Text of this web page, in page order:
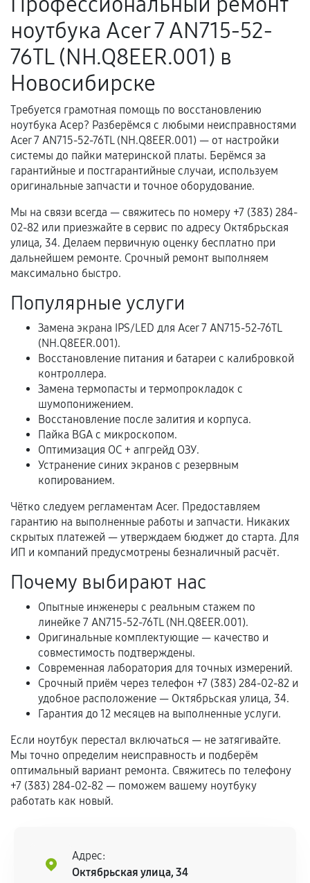
Поломка установленной детали при
нормальной эксплуатации в течение
гарантийного срока.
Несоответствие комплектующей заявленным
техническим характеристикам.
Документы для подтверждения
гарантии
Гарантийный талон.
Акт выполненных работ с датой, перечнем
услуг и сроком гарантии.
Документы на установленные комплектующие
и кассовый чек.
Расширенная гарантия
В некоторых случаях возможно оформление
расширенной гарантии. Стоимость, сроки и
условия продления согласовываются отдельно и
фиксируются в документах.
Когда гарантия не действует
Нарушение правил эксплуатации,
механические повреждения, попадание влаги,
перегрев, коррозия.
Самостоятельный ремонт или вмешательство
третьих лиц.
Естественный износ деталей, если иное не
Обращение после окончания гарантийного
срока.
Программные сбои, если это не указано в
отдельных условиях.
Если комплектующие куплены
самостоятельно
Гарантия на выполненные работы может
сохраняться полностью или частично, если
техническим параметрам и не имеют внешних
дефектов.
ноутбука Acer 7 AN715-52-
76TL (NH.Q8EER.001) в
Новосибирске
Требуется грамотная помощь по восстановлению
ноутбука Асер? Разберёмся с любыми неисправностями
Acer 7 AN715-52-76TL (NH.Q8EER.001) — от настройки
системы до пайки материнской платы. Берёмся за
гарантийные и постгарантийные случаи, используем
оригинальные запчасти и точное оборудование.
Мы на связи всегда — свяжитесь по номеру +7 (383) 284-
02-82 или приезжайте в сервис по адресу Октябрьская
улица, 34. Делаем первичную оценку бесплатно при
дальнейшем ремонте. Срочный ремонт выполняем
максимально быстро.
Популярные услуги
Замена экрана IPS/LED для Acer 7 AN715-52-76TL
(NH.Q8EER.001).
Восстановление питания и батареи с калибровкой
контроллера.
Замена термопасты и термопрокладок с
шумопонижением.
Восстановление после залития и корпуса.
Пайка BGA с микроскопом.
Оптимизация ОС + апгрейд ОЗУ.
Устранение синих экранов с резервным
копированием.
Чётко следуем регламентам Acer. Предоставляем
гарантию на выполненные работы и запчасти. Никаких
скрытых платежей — утверждаем бюджет до старта. Для
ИП и компаний предусмотрены безналичный расчёт.
Почему выбирают нас
Опытные инженеры с реальным стажем по
линейке 7 AN715-52-76TL (NH.Q8EER.001).
Оригинальные комплектующие — качество и
совместимость подтверждены.
Современная лаборатория для точных измерений.
Срочный приём через телефон +7 (383) 284-02-82 и
удобное расположение — Октябрьская улица, 34.
Гарантия до 12 месяцев на выполненные услуги.
Если ноутбук перестал включаться — не затягивайте.
Мы точно определим неисправность и подберём
оптимальный вариант ремонта. Свяжитесь по телефону
+7 (383) 284-02-82 — поможем вашему ноутбуку
работать как новый.
Адрес:
Октябрьская улица, 34